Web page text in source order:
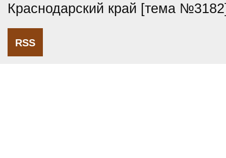
Краснодарский край [тема
RSS